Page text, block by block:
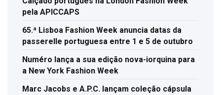
pela APICCAPS
65.ª Lisboa Fashion Week anuncia datas da
passerelle portuguesa entre 1 e 5 de outubro
Numéro lança a sua edição nova-iorquina para
a New York Fashion Week
Marc Jacobs e A.P.C. lançam coleção cápsula